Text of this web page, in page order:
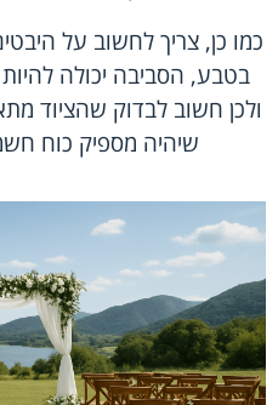
כמו כן, צריך לחשוב על
בטבע, הסביבה יכולה להיות
ולכן חשוב לבדוק שהציוד
שיהיה מספיק כוח